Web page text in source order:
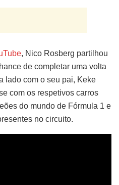
, Nico Rosberg partilhou
de completar uma volta
lado com o seu pai, Keke
com os respetivos carros
do mundo de Fórmula 1 e
no circuito.